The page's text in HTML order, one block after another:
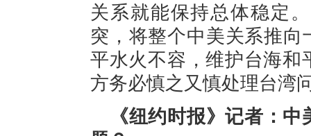
关系就能保持总体稳定
突，将整个中美关系推向
平水火不容，维护台海和
方务必慎之又慎处理台湾
《纽约时报》记者：